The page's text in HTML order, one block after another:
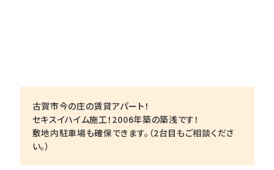
古賀市今の庄の賃貸アパート！
セキスイハイム施工！2006年築の築浅です！
敷地内駐車場も確保できます。（2台目もご相談くださ
い。）